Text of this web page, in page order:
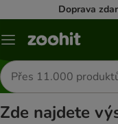
Doprava
Menu
Hledat
produkty
Zde najdete